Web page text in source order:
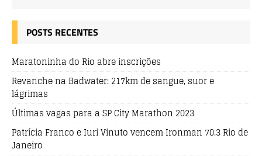
POSTS RECENTES
Maratoninha do Rio abre inscrições
Revanche na Badwater: 217km de sangue, suor e
lágrimas
Últimas vagas para a SP City Marathon 2023
Patrícia Franco e Iuri Vinuto vencem Ironman 70.3 Rio de
Janeiro